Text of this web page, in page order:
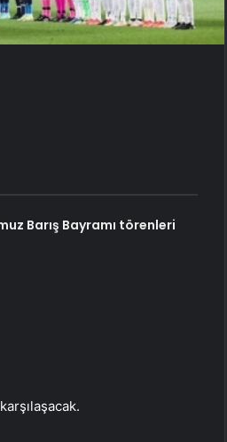
Barış Bayramı törenleri